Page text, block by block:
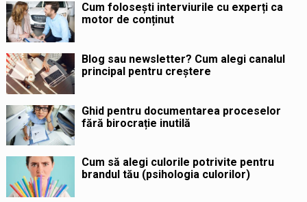
Cum folosești interviurile cu experți ca
motor de conținut
Blog sau newsletter? Cum alegi canalul
principal pentru creștere
Ghid pentru documentarea proceselor
fără birocrație inutilă
Cum să alegi culorile potrivite pentru
brandul tău (psihologia culorilor)